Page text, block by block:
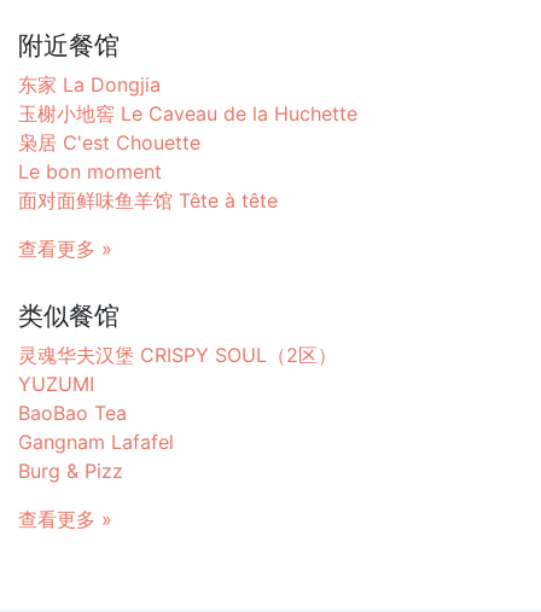
附近餐馆
东家 La Dongjia
玉榭小地窖 Le Caveau de la Huchette
枭居 C'est Chouette
Le bon moment
面对面鲜味鱼羊馆 Tête à tête
查看更多 »
类似餐馆
灵魂华夫汉堡 CRISPY SOUL（2区）
YUZUMI
BaoBao Tea
Gangnam Lafafel
Burg & Pizz
查看更多 »